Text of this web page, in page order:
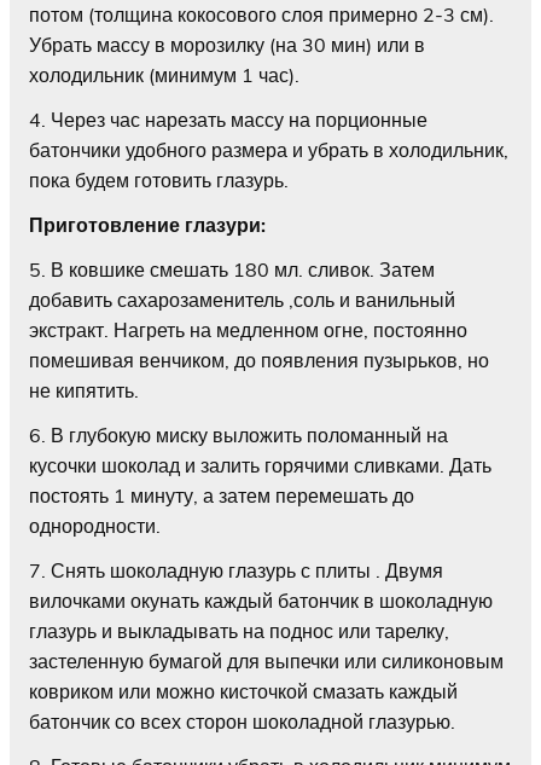
потом (толщина кокосового слоя примерно 2-3 см).
Убрать массу в морозилку (на 30 мин) или в
холодильник (минимум 1 час).
4. Через час нарезать массу на порционные
батончики удобного размера и убрать в холодильник,
пока будем готовить глазурь.
Приготовление глазури:
5. В ковшике смешать 180 мл. сливок. Затем
добавить сахарозаменитель ,соль и ванильный
экстракт. Нагреть на медленном огне, постоянно
помешивая венчиком, до появления пузырьков, но
не кипятить.
6. В глубокую миску выложить поломанный на
кусочки шоколад и залить горячими сливками. Дать
постоять 1 минуту, а затем перемешать до
однородности.
7. Снять шоколадную глазурь с плиты . Двумя
вилочками окунать каждый батончик в шоколадную
глазурь и выкладывать на поднос или тарелку,
застеленную бумагой для выпечки или силиконовым
ковриком или можно кисточкой смазать каждый
батончик со всех сторон шоколадной глазурью.